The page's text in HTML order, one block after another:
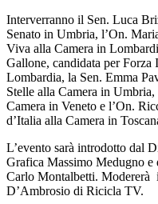
Interverranno il Sen. Luca
Senato in Umbria, l’On.
Viva alla Camera in
Gallone, candidata per Forza
Lombardia, la Sen. Emma
Stelle alla Camera in
Camera in Veneto e l’On.
d’Italia alla Camera in
L’evento sarà introdotto dal
Grafica Massimo Medugno
Carlo Montalbetti. Modererà
D’Ambrosio di Ricicla TV.